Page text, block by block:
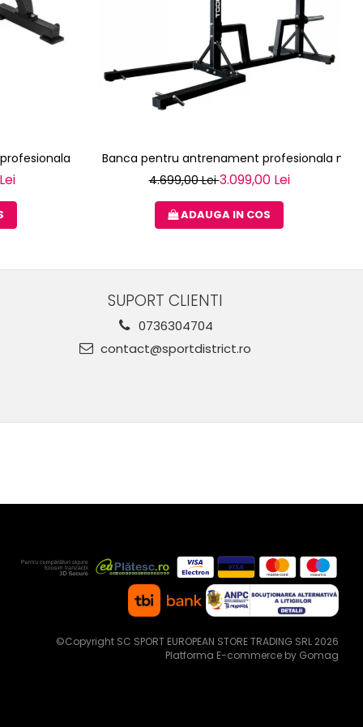
TOORX WBX-100
Banca pentru antrenament profesionala
4.699,00 Lei3.099,00 Lei
ADAUGA IN COS
SUPORT CLIENTI
0736304704
contact@sportdistrict.ro
©Copyright SC SPORT EUROPEAN STORE TRADING SRL 2026
Platforma E-commerce by Gomag